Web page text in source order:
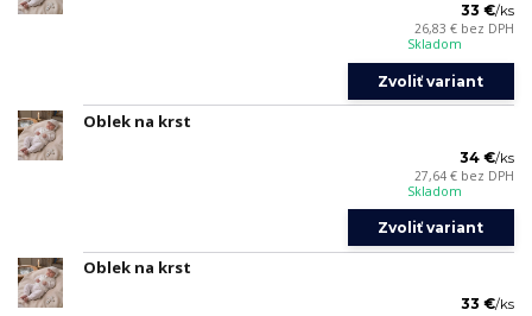
33 €/ks
26,83 € bez DPH
Skladom
Zvoliť variant
Oblek na krst
34 €/ks
27,64 € bez DPH
Skladom
Zvoliť variant
Oblek na krst
33 €/ks